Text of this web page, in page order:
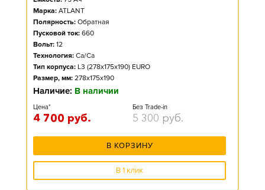
Марка: ATLANT
Полярность: Обратная
Пусковой ток: 660
Вольт: 12
Технология: Ca/Ca
Тип корпуса: L3 (278x175x190) EURO
Размер, мм: 278x175x190
Наличие: В наличии
Цена*
4 700 руб.
Без Trade-in
5 300 руб.
В КОРЗИНУ
В 1 клик